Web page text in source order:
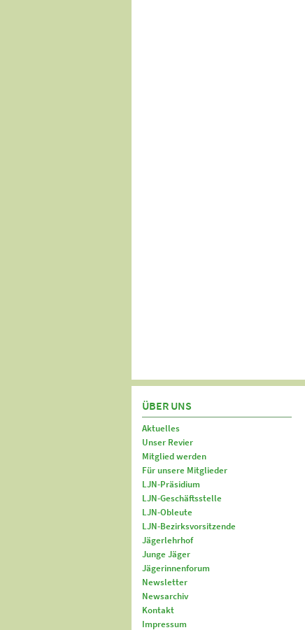
ÜBER UNS
Aktuelles
Unser Revier
Mitglied werden
Für unsere Mitglieder
LJN-Präsidium
LJN-Geschäftsstelle
LJN-Obleute
LJN-Bezirksvorsitzende
Jägerlehrhof
Junge Jäger
Jägerinnenforum
Newsletter
Newsarchiv
Kontakt
Impressum